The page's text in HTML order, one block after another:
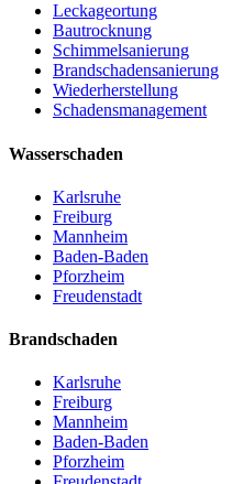
Leckageortung
Bautrocknung
Schimmelsanierung
Brandschadensanierung
Wiederherstellung
Schadensmanagement
Wasserschaden
Karlsruhe
Freiburg
Mannheim
Baden-Baden
Pforzheim
Freudenstadt
Brandschaden
Karlsruhe
Freiburg
Mannheim
Baden-Baden
Pforzheim